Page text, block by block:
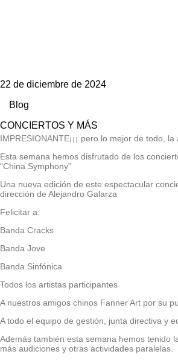
22 de diciembre de 2024
Blog
CONCIERTOS Y MÁS
IMPRESIONANTE¡¡¡ pero lo mejor de todo,
Esta semana hemos disfrutado de los
“China Symphony”
Una nueva edición de este espectacular
dirección de Alejandro Galarza
Felicitar a:
Banda Cracks
Banda Jove
Banda Sinfónica
Todos los artistas participantes
A nuestros amigos chinos Fanner Art por su
A todo el equipo de gestión, junta directiva y
Además también esta semana hemos tenido
más audiciones y otras actividades paralelas.